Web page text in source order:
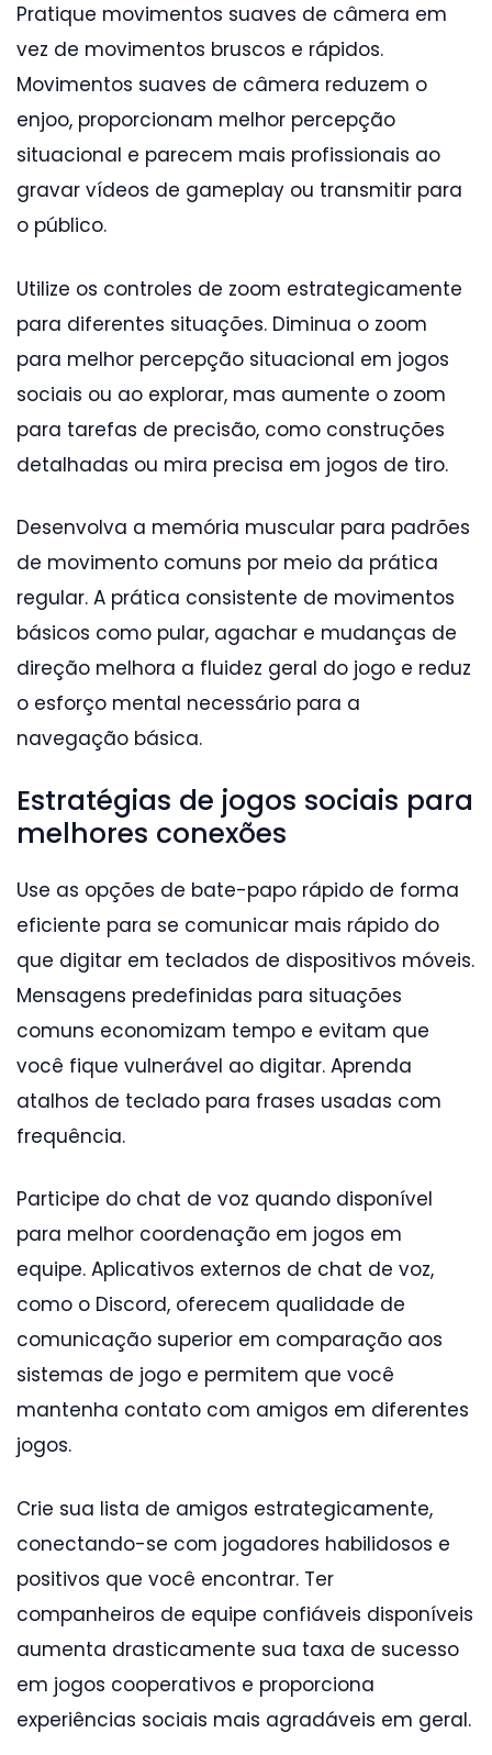
Pratique movimentos suaves de câmera em
vez de movimentos bruscos e rápidos.
Movimentos suaves de câmera reduzem o
enjoo, proporcionam melhor percepção
situacional e parecem mais profissionais ao
gravar vídeos de gameplay ou transmitir para
o público.
Utilize os controles de zoom estrategicamente
para diferentes situações. Diminua o zoom
para melhor percepção situacional em jogos
sociais ou ao explorar, mas aumente o zoom
para tarefas de precisão, como construções
detalhadas ou mira precisa em jogos de tiro.
Desenvolva a memória muscular para padrões
de movimento comuns por meio da prática
regular. A prática consistente de movimentos
básicos como pular, agachar e mudanças de
direção melhora a fluidez geral do jogo e reduz
o esforço mental necessário para a
navegação básica.
Estratégias de jogos sociais para
melhores conexões
Use as opções de bate-papo rápido de forma
eficiente para se comunicar mais rápido do
que digitar em teclados de dispositivos móveis.
Mensagens predefinidas para situações
comuns economizam tempo e evitam que
você fique vulnerável ao digitar. Aprenda
atalhos de teclado para frases usadas com
frequência.
Participe do chat de voz quando disponível
para melhor coordenação em jogos em
equipe. Aplicativos externos de chat de voz,
como o Discord, oferecem qualidade de
comunicação superior em comparação aos
sistemas de jogo e permitem que você
mantenha contato com amigos em diferentes
jogos.
Crie sua lista de amigos estrategicamente,
conectando-se com jogadores habilidosos e
positivos que você encontrar. Ter
companheiros de equipe confiáveis disponíveis
aumenta drasticamente sua taxa de sucesso
em jogos cooperativos e proporciona
experiências sociais mais agradáveis em geral.